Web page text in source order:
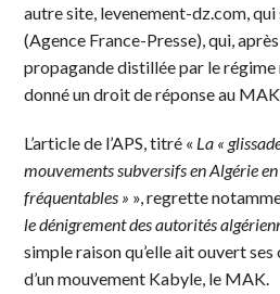
autre site, levenement-dz.com, qui
(Agence France-Presse), qui,
propagande distillée par le
donné un droit de réponse au
L’article de l’APS, titré « La «
mouvements subversifs en Algérie
fréquentables » », regrette
le dénigrement des autorités
simple raison qu’elle ait ouvert
d’un mouvement Kabyle, le MAK.